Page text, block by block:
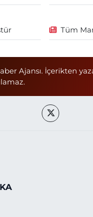
Tüm
Ajansı. İçerikten